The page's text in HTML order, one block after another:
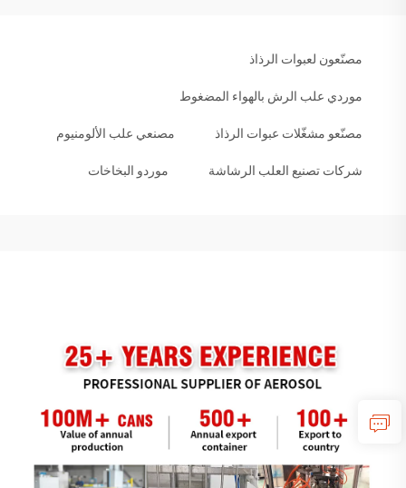
مصنّعون لعبوات الرذاذ
موردي علب الرش بالهواء المضغوط
مصنّعو مشغّلات عبوات الرذاذ مصنعي علب الألومنيوم
شركات تصنيع العلب الرشاشة موردو البخاخات